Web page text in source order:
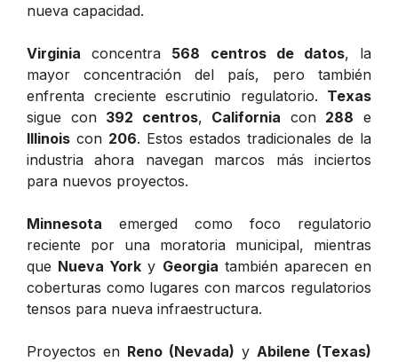
nueva capacidad.
Virginia concentra 568 centros de datos, la
mayor concentración del país, pero también
enfrenta creciente escrutinio regulatorio. Texas
sigue con 392 centros, California con 288 e
Illinois con 206. Estos estados tradicionales de la
industria ahora navegan marcos más inciertos
para nuevos proyectos.
Minnesota emerged como foco regulatorio
reciente por una moratoria municipal, mientras
que Nueva York y Georgia también aparecen en
coberturas como lugares con marcos regulatorios
tensos para nueva infraestructura.
Proyectos en Reno (Nevada) y Abilene (Texas)